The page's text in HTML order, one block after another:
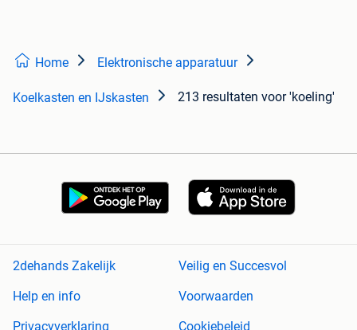
Home Elektronische apparatuur
Koelkasten en IJskasten 213 resultaten voor 'koeling'
2dehands Zakelijk
Veilig en Succesvol
Help en info
Voorwaarden
Privacyverklaring
Cookiebeleid